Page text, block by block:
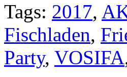
Tags: 2017,
Fischladen,
Party, VOSIFA